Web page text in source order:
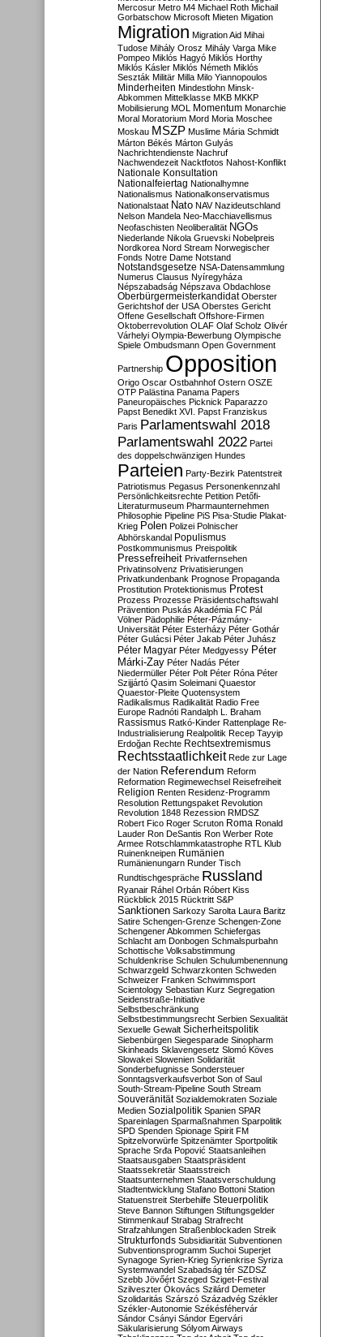
Mercosur Metro M4 Michael Roth Michail
Gorbatschow Microsoft Mieten Migation
Migration Migration Aid Mihai
Tudose Mihály Orosz Mihály Varga Mike
Pompeo Miklós Hagyó Miklós Horthy
Miklós Kásler Miklós Németh Miklós
Seszták Militär Milla Milo Yiannopoulos
Minderheiten Mindestlohn Minsk-
Abkommen Mittelklasse MKB MKKP
Mobilisierung MOL Momentum Monarchie
Moral Moratorium Mord Moria Moschee
Moskau MSZP Muslime Mária Schmidt
Márton Békés Márton Gulyás
Nachrichtendienste Nachruf
Nachwendezeit Nacktfotos Nahost-Konflikt
Nationale Konsultation
Nationalfeiertag Nationalhymne
Nationalismus Nationalkonservatismus
Nationalstaat Nato NAV Nazideutschland
Nelson Mandela Neo-Macchiavellismus
Neofaschisten Neoliberalität NGOs
Niederlande Nikola Gruevski Nobelpreis
Nordkorea Nord Stream Norwegischer
Fonds Notre Dame Notstand
Notstandsgesetze NSA-Datensammlung
Numerus Clausus Nyíregyháza
Népszabadság Népszava Obdachlose
Oberbürgermeisterkandidat Oberster
Gerichtshof der USA Oberstes Gericht
Offene Gesellschaft Offshore-Firmen
Oktoberrevolution OLAF Olaf Scholz Olivér
Várhelyi Olympia-Bewerbung Olympische
Spiele Ombudsmann Open Government
Partnership Opposition
Origo Oscar Ostbahnhof Ostern OSZE
OTP Palästina Panama Papers
Paneuropäisches Picknick Paparazzo
Papst Benedikt XVI. Papst Franziskus
Paris Parlamentswahl 2018
Parlamentswahl 2022 Partei
des doppelschwänzigen Hundes
Parteien Party-Bezirk Patentstreit
Patriotismus Pegasus Personenkennzahl
Persönlichkeitsrechte Petition Petőfi-
Literaturmuseum Pharmaunternehmen
Philosophie Pipeline PiS Pisa-Studie Plakat-
Krieg Polen Polizei Polnischer
Abhörskandal Populismus
Postkommunismus Preispolitik
Pressefreiheit Privatfernsehen
Privatinsolvenz Privatisierungen
Privatkundenbank Prognose Propaganda
Prostitution Protektionismus Protest
Prozess Prozesse Präsidentschaftswahl
Prävention Puskás Akadémia FC Pál
Völner Pädophilie Péter-Pázmány-
Universität Péter Esterházy Péter Gothár
Péter Gulácsi Péter Jakab Péter Juhász
Péter Magyar Péter Medgyessy Péter
Márki-Zay Péter Nadás Péter
Niedermüller Péter Polt Péter Róna Péter
Szijjártó Qasim Soleimani Quaestor
Quaestor-Pleite Quotensystem
Radikalismus Radikalität Radio Free
Europe Radnóti Randalph L. Braham
Rassismus Ratkó-Kinder Rattenplage Re-
Industrialisierung Realpolitik Recep Tayyip
Erdoğan Rechte Rechtsextremismus
Rechtsstaatlichkeit Rede zur Lage
der Nation Referendum Reform
Reformation Regimewechsel Reisefreiheit
Religion Renten Residenz-Programm
Resolution Rettungspaket Revolution
Revolution 1848 Rezession RMDSZ
Robert Fico Roger Scruton Roma Ronald
Lauder Ron DeSantis Ron Werber Rote
Armee Rotschlammkatastrophe RTL Klub
Ruinenkneipen Rumänien
Rumänienungarn Runder Tisch
Rundtischgespräche Russland
Ryanair Ráhel Orbán Róbert Kiss
Rückblick 2015 Rücktritt S&P
Sanktionen Sarkozy Sarolta Laura Baritz
Satire Schengen-Grenze Schengen-Zone
Schengener Abkommen Schiefergas
Schlacht am Donbogen Schmalspurbahn
Schottische Volksabstimmung
Schuldenkrise Schulen Schulumbenennung
Schwarzgeld Schwarzkonten Schweden
Schweizer Franken Schwimmsport
Scientology Sebastian Kurz Segregation
Seidenstraße-Initiative
Selbstbeschränkung
Selbstbestimmungsrecht Serbien Sexualität
Sexuelle Gewalt Sicherheitspolitik
Siebenbürgen Siegesparade Sinopharm
Skinheads Sklavengesetz Slomó Köves
Slowakei Slowenien Solidarität
Sonderbefugnisse Sondersteuer
Sonntagsverkaufsverbot Son of Saul
South-Stream-Pipeline South Stream
Souveränität Sozialdemokraten Soziale
Medien Sozialpolitik Spanien SPAR
Spareinlagen Sparmaßnahmen Sparpolitik
SPD Spenden Spionage Spirit FM
Spitzelvorwürfe Spitzenämter Sportpolitik
Sprache Srđa Popović Staatsanleihen
Staatsausgaben Staatspräsident
Staatssekretär Staatsstreich
Staatsunternehmen Staatsverschuldung
Stadtentwicklung Stafano Bottoni Station
Statuenstreit Sterbehilfe Steuerpolitik
Steve Bannon Stiftungen Stiftungsgelder
Stimmenkauf Strabag Strafrecht
Strafzahlungen Straßenblockaden Streik
Strukturfonds Subsidiarität Subventionen
Subventionsprogramm Suchoi Superjet
Synagoge Syrien-Krieg Syrienkrise Syriza
Systemwandel Szabadság tér SZDSZ
Szebb Jövőért Szeged Sziget-Festival
Szilveszter Ókovács Szilárd Demeter
Szolidaritás Szárszó Századvég Székler
Székler-Autonomie Székésféhervár
Sándor Csányi Sándor Egervári
Säkularisierung Sólyom Airways